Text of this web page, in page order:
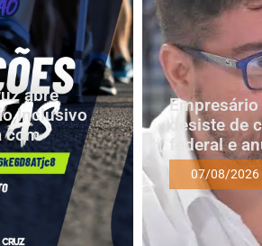
abre
Inclusivo
com
desiste de
federal e
07/08/2026